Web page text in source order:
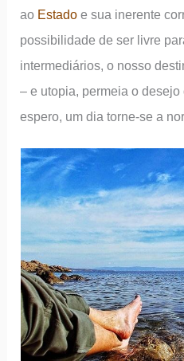
ao Estado e sua inerente
possibilidade de ser livre
intermediários, o nosso
– e utopia, permeia o
espero, um dia torne-se a